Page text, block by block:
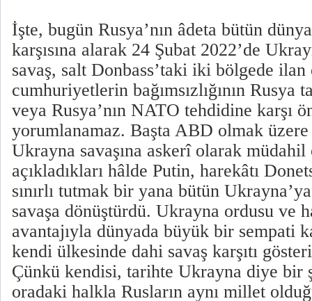
İşte, bugün Rusya’nın âdeta bütün
karşısına alarak 24 Şubat 2022’de
savaş, salt Donbass’taki iki bölgede
cumhuriyetlerin bağımsızlığının Rusya
veya Rusya’nın NATO tehdidine karşı
yorumlanamaz. Başta ABD olmak
Ukrayna savaşına askerî olarak müdahil
açıkladıkları hâlde Putin, harekâtı
sınırlı tutmak bir yana bütün
savaşa dönüştürdü. Ukrayna ordusu ve
avantajıyla dünyada büyük bir sempati
kendi ülkesinde dahi savaş karşıtı
Çünkü kendisi, tarihte Ukrayna diye bir
oradaki halkla Rusların aynı millet